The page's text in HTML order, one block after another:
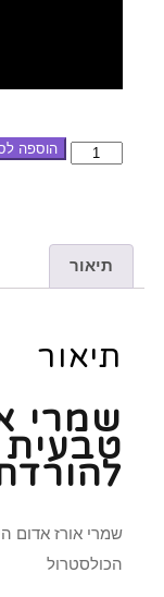
הוספה
תיאור
תיאור
שמרי
טבעית
שמרי אורז אדום
הכולסטרול